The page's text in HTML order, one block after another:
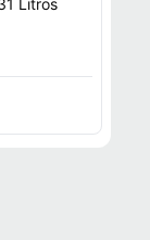
Litros